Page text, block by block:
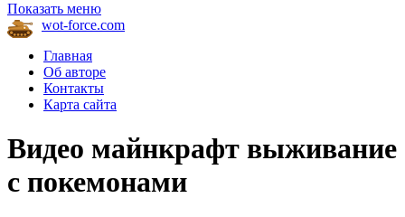
Показать меню
wot-force.com
Главная
Об авторе
Контакты
Карта сайта
Видео майнкрафт выживание
с покемонами